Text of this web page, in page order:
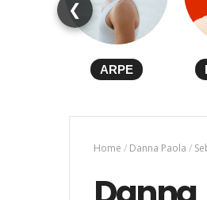
❮
ARPE
Home / Danna Paola /